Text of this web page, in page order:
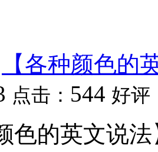
【各种颜色的
点击： 544 好评
色的英文说